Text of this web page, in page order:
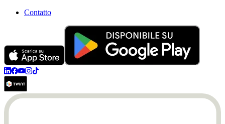
Contatto